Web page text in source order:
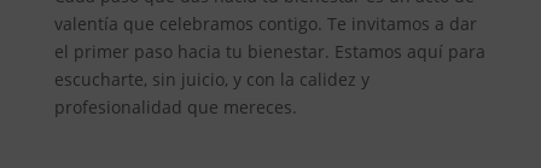
valentía que celebramos contigo. Te invitamos a dar
el primer paso hacia tu bienestar. Estamos aquí para
escucharte, sin juicio, y con la calidez y
profesionalidad que mereces.